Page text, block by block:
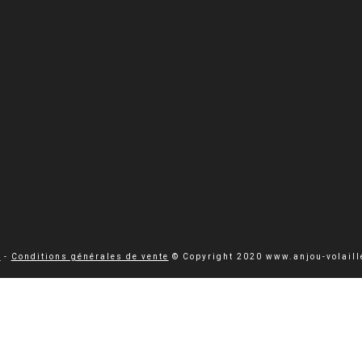
- Conditions générales de vente © Copyright 2020 www.anjou-